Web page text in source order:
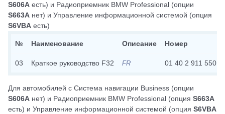
S606A есть) и Радиоприемник BMW Professional (опции
S663A нет) и Управление информационной системой (опция
S6VBA есть)
№ Наименование Описание Номер
03 Краткое руководство F32 FR 01 40 2 911 550
Для автомобилей с Система навигации Business (опции
S606A нет) и Радиоприемник BMW Professional (опция S663A
есть) и Управление информационной системой (опция S6VBA